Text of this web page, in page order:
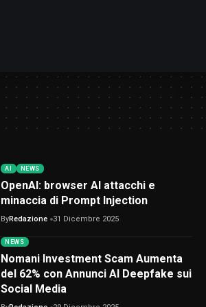
AI NEWS
OpenAI: browser AI attacchi e
minaccia di Prompt Injection
ByRedazione 31 Dicembre 2025
NEWS
Nomani Investment Scam Aumenta
del 62% con Annunci AI Deepfake sui
Social Media